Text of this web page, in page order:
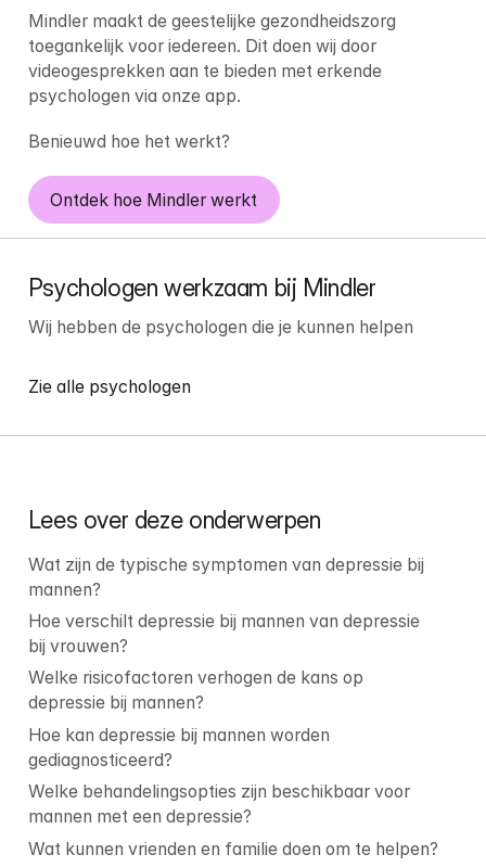
Mindler maakt de geestelijke gezondheidszorg
toegankelijk voor iedereen. Dit doen wij door
videogesprekken aan te bieden met erkende
psychologen via onze app.
Benieuwd hoe het werkt?
Ontdek hoe Mindler werkt
Psychologen werkzaam bij Mindler
Wij hebben de psychologen die je kunnen helpen
Zie alle psychologen
Lees over deze onderwerpen
Wat zijn de typische symptomen van depressie bij
mannen?
Hoe verschilt depressie bij mannen van depressie
bij vrouwen?
Welke risicofactoren verhogen de kans op
depressie bij mannen?
Hoe kan depressie bij mannen worden
gediagnosticeerd?
Welke behandelingsopties zijn beschikbaar voor
mannen met een depressie?
Wat kunnen vrienden en familie doen om te helpen?